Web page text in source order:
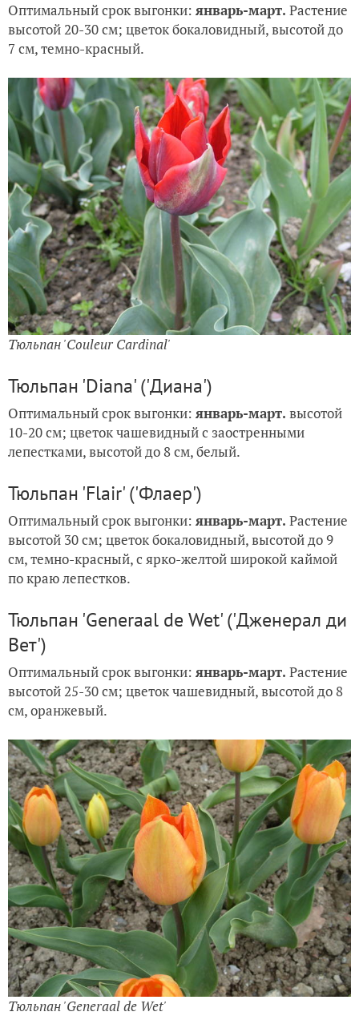
Оптимальный срок выгонки: январь-март. Растение
высотой 20-30 см; цветок бокаловидный, высотой до
7 см, темно-красный.
Тюльпан 'Couleur Cardinal'
Тюльпан 'Diana' ('Диана')
Оптимальный срок выгонки: январь-март. высотой
10-20 см; цветок чашевидный с заостренными
лепестками, высотой до 8 см, белый.
Тюльпан 'Flair' ('Флаер')
Оптимальный срок выгонки: январь-март. Растение
высотой 30 см; цветок бокаловидный, высотой до 9
см, темно-красный, с ярко-желтой широкой каймой
по краю лепестков.
Тюльпан 'Generaal de Wet' ('Дженерал ди
Вет')
Оптимальный срок выгонки: январь-март. Растение
высотой 25-30 см; цветок чашевидный, высотой до 8
см, оранжевый.
Тюльпан 'Generaal de Wet'